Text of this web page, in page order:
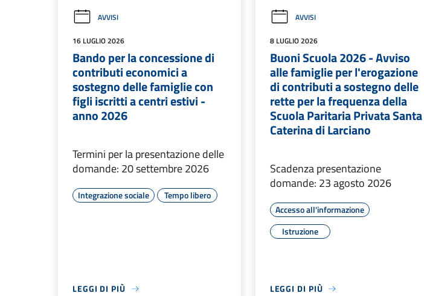
AVVISI
16 LUGLIO 2026
Bando per la concessione di
contributi economici a
sostegno delle famiglie con
figli iscritti a centri estivi -
anno 2026
Termini per la presentazione delle
domande: 20 settembre 2026
Integrazione sociale Tempo libero
LEGGI DI PIÙ
AVVISI
8 LUGLIO 2026
Buoni Scuola 2026 - Avviso
alle famiglie per l'erogazione
di contributi a sostegno delle
rette per la frequenza della
Scuola Paritaria Privata Santa
Caterina di Larciano
Scadenza presentazione
domande: 23 agosto 2026
Accesso all'informazione
Istruzione
LEGGI DI PIÙ